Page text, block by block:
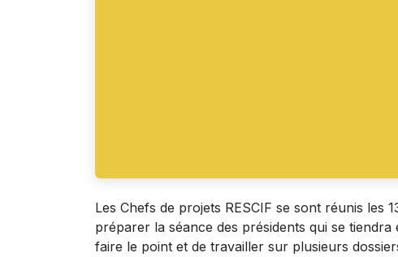
Les Chefs de projets RESCIF se sont réunis les
préparer la séance des présidents qui se
faire le point et de travailler sur plusieurs